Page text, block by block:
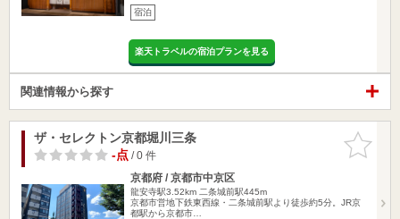
宿泊
楽天トラベルの宿泊プランを見る
関連情報から探す
お気に入
りに追加
ザ・セレクトン京都堀川三条
-点/ 0 件
京都府 / 京都市中京区
龍安寺駅3.52km 二条城前駅445m
京都市営地下鉄東西線・二条城前駅より徒歩約5分。JR京
都駅から京都市…